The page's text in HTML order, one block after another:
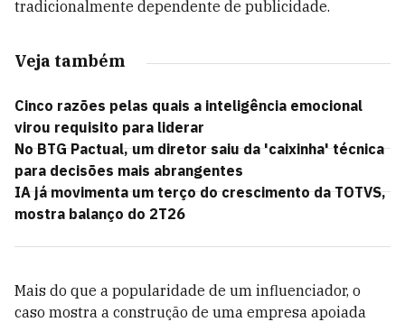
tradicionalmente dependente de publicidade.
Veja também
Cinco razões pelas quais a inteligência emocional
virou requisito para liderar
No BTG Pactual, um diretor saiu da 'caixinha' técnica
para decisões mais abrangentes
IA já movimenta um terço do crescimento da TOTVS,
mostra balanço do 2T26
Mais do que a popularidade de um influenciador, o
caso mostra a construção de uma empresa apoiada